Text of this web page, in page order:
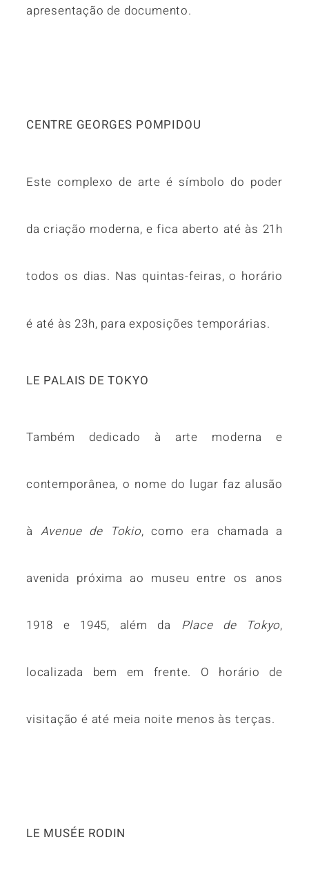
apresentação de documento.
CENTRE GEORGES POMPIDOU
Este complexo de arte é símbolo do poder
da criação moderna, e fica aberto até às 21h
todos os dias. Nas quintas-feiras, o horário
é até às 23h, para exposições temporárias.
LE PALAIS DE TOKYO
Também dedicado à arte moderna e
contemporânea, o nome do lugar faz alusão
à Avenue de Tokio, como era chamada a
avenida próxima ao museu entre os anos
1918 e 1945, além da Place de Tokyo,
localizada bem em frente. O horário de
visitação é até meia noite menos às terças.
LE MUSÉE RODIN